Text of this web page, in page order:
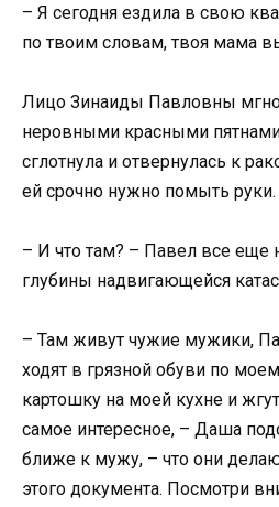
– Я сегодня ездила в свою
по твоим словам, твоя мама
Лицо Зинаиды Павловны
неровными красными
сглотнула и отвернулась к
ей срочно нужно помыть руки.
– И что там? – Павел все еще
глубины надвигающейся
– Там живут чужие мужики,
ходят в грязной обуви по
картошку на моей кухне и
самое интересное, – Даша
ближе к мужу, – что они
этого документа. Посмотри